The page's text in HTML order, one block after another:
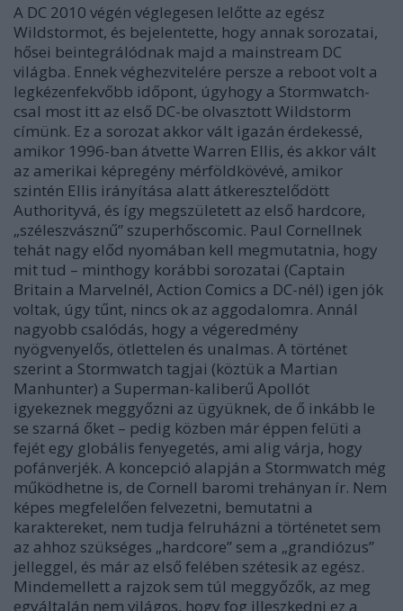
A DC 2010 végén véglegesen lelőtte az egész
Wildstormot, és bejelentette, hogy annak sorozatai,
hősei beintegrálódnak majd a mainstream DC
világba. Ennek véghezvitelére persze a reboot volt a
legkézenfekvőbb időpont, úgyhogy a Stormwatch-
csal most itt az első DC-be olvasztott Wildstorm
címünk. Ez a sorozat akkor vált igazán érdekessé,
amikor 1996-ban átvette Warren Ellis, és akkor vált
az amerikai képregény mérföldkövévé, amikor
szintén Ellis irányítása alatt átkeresztelődött
Authorityvá, és így megszületett az első hardcore,
„széleszvásznű” szuperhőscomic. Paul Cornellnek
tehát nagy előd nyomában kell megmutatnia, hogy
mit tud – minthogy korábbi sorozatai (Captain
Britain a Marvelnél, Action Comics a DC-nél) igen jók
voltak, úgy tűnt, nincs ok az aggodalomra. Annál
nagyobb csalódás, hogy a végeredmény
nyögvenyelős, ötlettelen és unalmas. A történet
szerint a Stormwatch tagjai (köztük a Martian
Manhunter) a Superman-kaliberű Apollót
igyekeznek meggyőzni az ügyüknek, de ő inkább le
se szarná őket – pedig közben már éppen felüti a
fejét egy globális fenyegetés, ami alig várja, hogy
pofánverjék. A koncepció alapján a Stormwatch még
működhetne is, de Cornell baromi trehányan ír. Nem
képes megfelelően felvezetni, bemutatni a
karaktereket, nem tudja felruházni a történetet sem
az ahhoz szükséges „hardcore” sem a „grandiózus”
jelleggel, és már az első felében szétesik az egész.
Mindemellett a rajzok sem túl meggyőzők, az meg
egyáltalán nem világos, hogy fog illeszkedni ez a